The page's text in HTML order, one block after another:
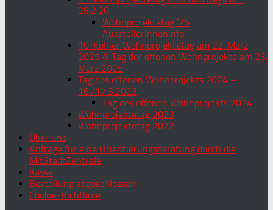
28.2.26
Wohnprojektetag ’26
AusstellerInneninfo
10. Kölner Wohnprojektetag am 22. März
2025 & Tag der offenen Wohnprojekte am 23.
März 2025
Tag des offenen Wohnprojekts 2024 –
16./17.3.2023
Tag des offenen Wohnprojekts 2024
Wohnprojektetag 2023
Wohnprojektetag 2022
Über uns
Anfrage für eine Orientierungsberatung durch die
MitStadtZentrale
Kasse
Bestellung abgeschlossen
Cookie-Richtlinie